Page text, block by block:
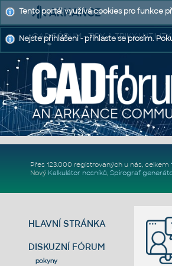
CAD FÓRUM - TIPY A TRIKY |
Přes 123.000 registrovaných u nás, celkem
Nový Kalkulátor nosníků, Spirograf
HLAVNÍ STRÁNKA
DISKUZNÍ FÓRUM
pokyny
Tento portál využívá cookies pro funkce
Nejste přihlášeni - přihlaste se prosím.